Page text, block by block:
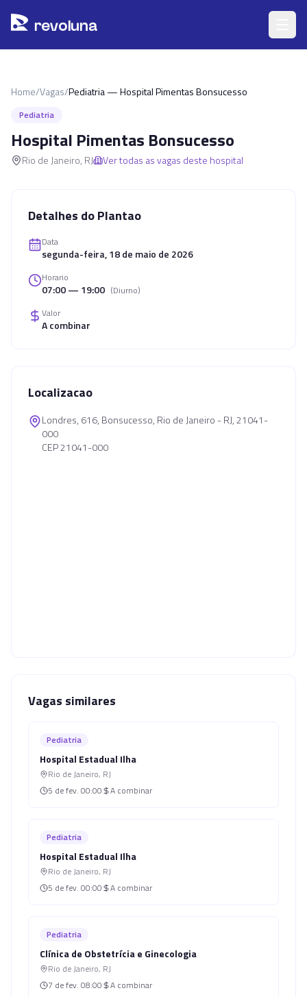
revoluna
Home/Vagas/Pediatria — Hospital Pimentas Bonsucesso
Pediatria
Hospital Pimentas Bonsucesso
Rio de Janeiro, RJ Ver todas as vagas deste hospital
Detalhes do Plantao
Data
segunda-feira, 18 de maio de 2026
Horario
07:00 — 19:00 (Diurno)
Valor
A combinar
Localizacao
Londres, 616, Bonsucesso, Rio de Janeiro - RJ, 21041-
000
CEP 21041-000
Vagas similares
Pediatria
Hospital Estadual Ilha
Rio de Janeiro, RJ
5 de fev. 00:00 A combinar
Pediatria
Hospital Estadual Ilha
Rio de Janeiro, RJ
5 de fev. 00:00 A combinar
Pediatria
Clínica de Obstetrícia e Ginecologia
Rio de Janeiro, RJ
7 de fev. 08:00 A combinar